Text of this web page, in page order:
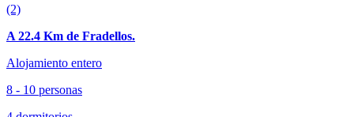
(2)
A 22.4 Km de Fradellos.
Alojamiento entero
8 - 10 personas